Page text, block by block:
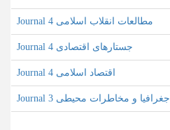
Journal مطالعات انقلاب اسلامی 4
Journal جستارهای اقتصادی 4
Journal اقتصاد اسلامی 4
Journal جغرافیا و مخاطرات محیطی 3